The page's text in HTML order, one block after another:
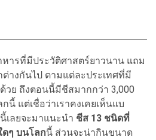
หารที่มีประวัติศาสตร์ยาวนาน แถม
างกันไป ตามแต่ละประเทศที่มี
ย ถึงตอนนี้มีชีสมากกว่า 3,000
แต่เชื่อว่าเราคงเคยเห็นแบ
เลยจะมาแนะนำ ชีส 13 ชนิดที่
ๆ บนโลกนี้ ส่วนจะน่ากินขนาด